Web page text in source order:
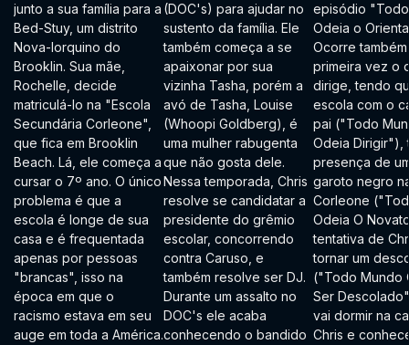
junto a sua família para a
Bed-Stuy, um distrito
Nova-Iorquino do
Brooklin. Sua mãe,
Rochelle, decide
matriculá-lo na "Escola
Secundária Corleone",
que fica em Brooklin
Beach. Lá, ele começa a
cursar o 7º ano. O único
problema é que a
escola é longe de sua
casa e é frequentada
apenas por pessoas
"brancas", isso na
época em que o
racismo estava em seu
auge em toda a América.
(DOC's) para ajudar no
sustento da família. Ele
também começa a se
apaixonar por sua
vizinha Tasha, porém a
avó de Tasha, Louise
(Whoopi Goldberg), é
uma mulher rabugenta
que não gosta dele.
Nessa temporada, Chris
resolve se candidatar a
presidente do grêmio
escolar, concorrendo
contra Caruso, e
também resolve ser DJ.
Durante um assalto no
DOC's ele acaba
conhecendo o bandido
episódio
Odeia o
Ocorre
primeira vez o
dirige, tendo
escola com o
pai ("Todo
Odeia Dirigir"),
presença de
garoto negro
Corleone
Odeia O
tentativa de
tornar um
("Todo Mundo
Ser
vai dormir na
Chris e